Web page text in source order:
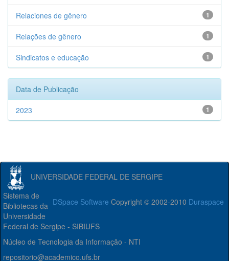
1
Relaciones de gênero
1
Relações de gênero
1
Sindicatos e educação
Data de Publicação
1
2023
UNIVERSIDADE FEDERAL DE SERGIPE
DSpace Software Copyright © 2002-2010 Duraspace
Sistema de
Bibliotecas da
Universidade
Federal de Sergipe - SIBIUFS
Núcleo de Tecnologia da Informação - NTI
repositorio@academico.ufs.br